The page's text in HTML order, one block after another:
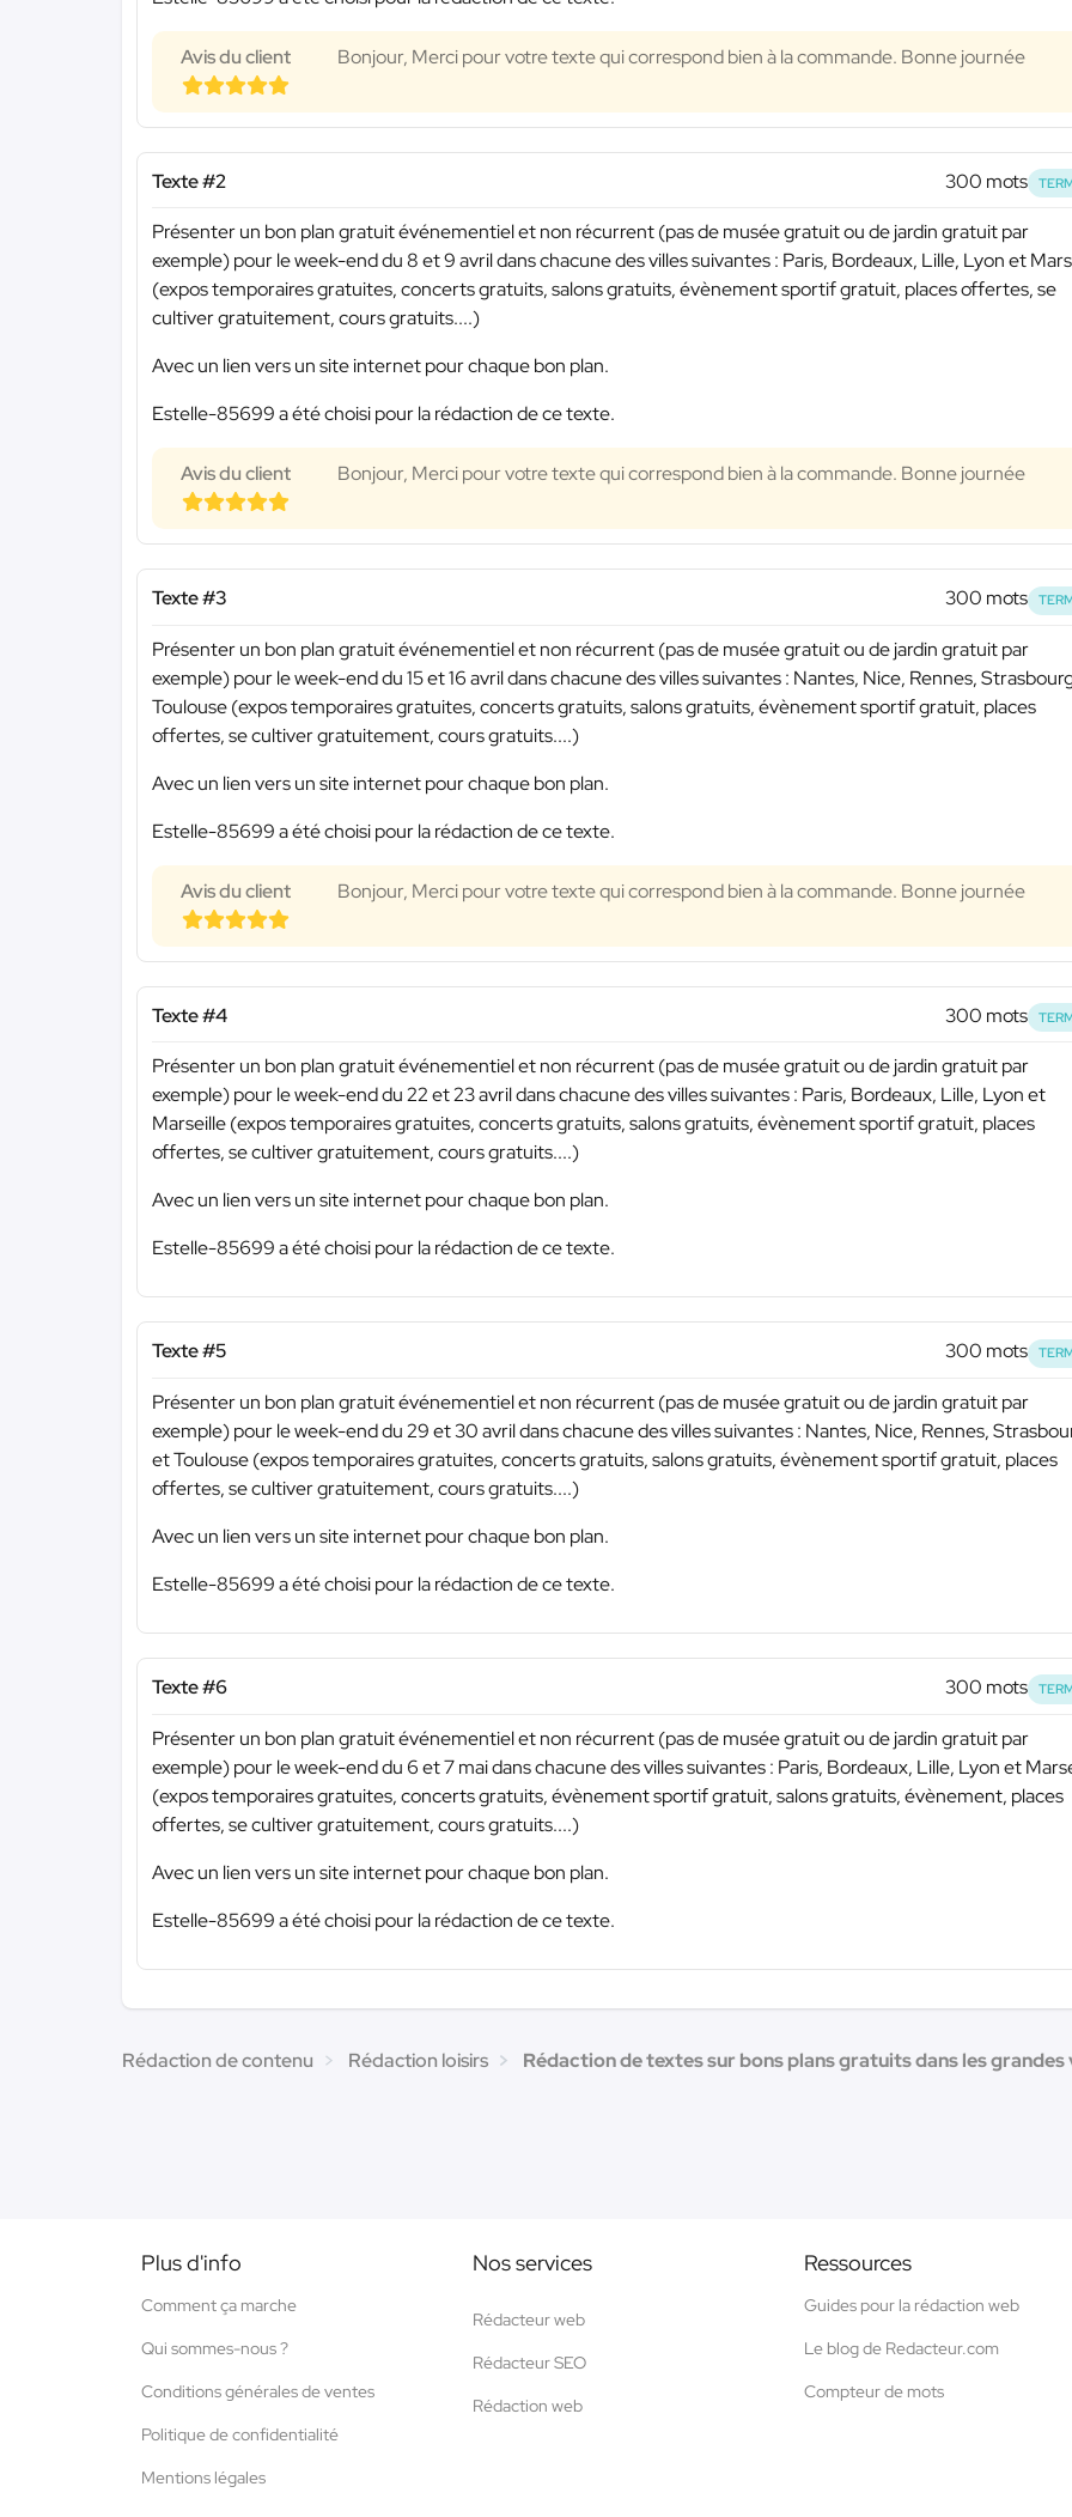
Avis du client Bonjour, Merci pour votre texte qui correspond bien à la commande. Bonne journée
Texte #2 300 mots
Présenter un bon plan gratuit événementiel et non récurrent (pas de musée gratuit ou de jardin gratuit par
exemple) pour le week-end du 8 et 9 avril dans chacune des villes suivantes : Paris, Bordeaux, Lille, Lyon et
(expos temporaires gratuites, concerts gratuits, salons gratuits, évènement sportif gratuit, places offertes, se
cultiver gratuitement, cours gratuits....)
Avec un lien vers un site internet pour chaque bon plan.
Estelle-85699 a été choisi pour la rédaction de ce texte.
Avis du client Bonjour, Merci pour votre texte qui correspond bien à la commande. Bonne journée
Texte #3 300 mots
Présenter un bon plan gratuit événementiel et non récurrent (pas de musée gratuit ou de jardin gratuit par
exemple) pour le week-end du 15 et 16 avril dans chacune des villes suivantes : Nantes, Nice, Rennes,
Toulouse (expos temporaires gratuites, concerts gratuits, salons gratuits, évènement sportif gratuit, places
offertes, se cultiver gratuitement, cours gratuits....)
Avec un lien vers un site internet pour chaque bon plan.
Estelle-85699 a été choisi pour la rédaction de ce texte.
Avis du client Bonjour, Merci pour votre texte qui correspond bien à la commande. Bonne journée
Texte #4 300 mots
Présenter un bon plan gratuit événementiel et non récurrent (pas de musée gratuit ou de jardin gratuit par
exemple) pour le week-end du 22 et 23 avril dans chacune des villes suivantes : Paris, Bordeaux, Lille, Lyon et
Marseille (expos temporaires gratuites, concerts gratuits, salons gratuits, évènement sportif gratuit, places
offertes, se cultiver gratuitement, cours gratuits....)
Avec un lien vers un site internet pour chaque bon plan.
Estelle-85699 a été choisi pour la rédaction de ce texte.
Texte #5 300 mots
Présenter un bon plan gratuit événementiel et non récurrent (pas de musée gratuit ou de jardin gratuit par
exemple) pour le week-end du 29 et 30 avril dans chacune des villes suivantes : Nantes, Nice, Rennes,
et Toulouse (expos temporaires gratuites, concerts gratuits, salons gratuits, évènement sportif gratuit, places
offertes, se cultiver gratuitement, cours gratuits....)
Avec un lien vers un site internet pour chaque bon plan.
Estelle-85699 a été choisi pour la rédaction de ce texte.
Texte #6 300 mots
Présenter un bon plan gratuit événementiel et non récurrent (pas de musée gratuit ou de jardin gratuit par
exemple) pour le week-end du 6 et 7 mai dans chacune des villes suivantes : Paris, Bordeaux, Lille, Lyon et
(expos temporaires gratuites, concerts gratuits, évènement sportif gratuit, salons gratuits, évènement, places
offertes, se cultiver gratuitement, cours gratuits....)
Avec un lien vers un site internet pour chaque bon plan.
Estelle-85699 a été choisi pour la rédaction de ce texte.
Rédaction de contenu Rédaction loisirs Rédaction de textes sur bons plans gratuits dans les
Plus d'info
Comment ça marche
Qui sommes-nous ?
Conditions générales de ventes
Politique de confidentialité
Mentions légales
Nos services
Rédacteur web
Rédacteur SEO
Rédaction web
Ressources
Guides pour la rédaction web
Le blog de Redacteur.com
Compteur de mots